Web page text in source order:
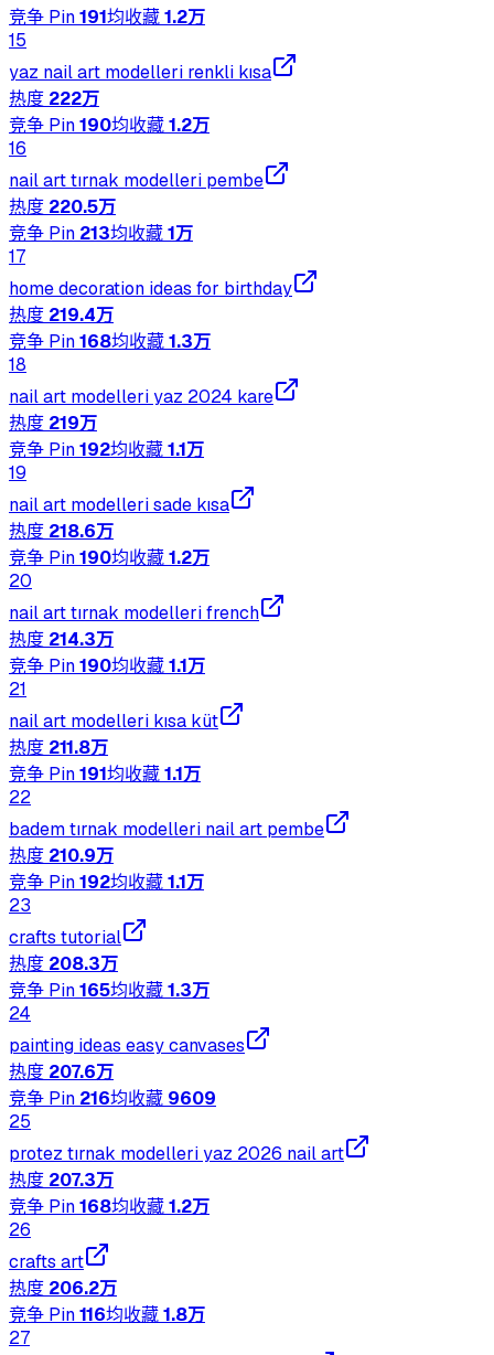
竞争 Pin191均收藏1.2万
15
yaz nail art modelleri renkli kısa
热度 222万
竞争 Pin190均收藏1.2万
16
nail art tırnak modelleri pembe
热度 220.5万
竞争 Pin 213均收藏1万
17
home decoration ideas for birthday
热度 219.4万
竞争 Pin168均收藏1.3万
18
nail art modelleri yaz 2024 kare
热度 219万
竞争 Pin192均收藏1.1万
19
nail art modelleri sade kısa
热度 218.6万
竞争 Pin190均收藏1.2万
20
nail art tırnak modelleri french
热度 214.3万
竞争 Pin190均收藏1.1万
21
nail art modelleri kısa küt
热度 211.8万
竞争 Pin191均收藏1.1万
22
badem tırnak modelleri nail art pembe
热度 210.9万
竞争 Pin192均收藏1.1万
23
crafts tutorial
热度 208.3万
竞争 Pin165均收藏1.3万
24
painting ideas easy canvases
热度 207.6万
竞争 Pin 216均收藏 9609
25
protez tırnak modelleri yaz 2026 nail art
热度 207.3万
竞争 Pin168均收藏1.2万
26
crafts art
热度 206.2万
竞争 Pin116均收藏1.8万
27